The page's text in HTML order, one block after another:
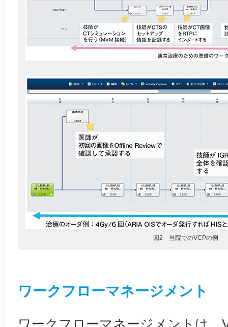
図2 当院でのVCPの例
ワークフローマネージメント
ワークフローマネージメントは，